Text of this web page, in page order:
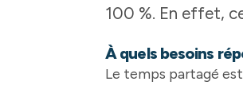
100 %. En effet,
À quels besoins
Le temps partagé